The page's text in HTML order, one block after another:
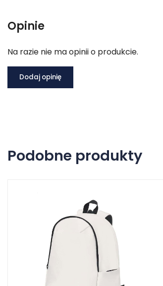
Opinie
Na razie nie ma opinii o produkcie.
Dodaj opinię
Podobne produkty